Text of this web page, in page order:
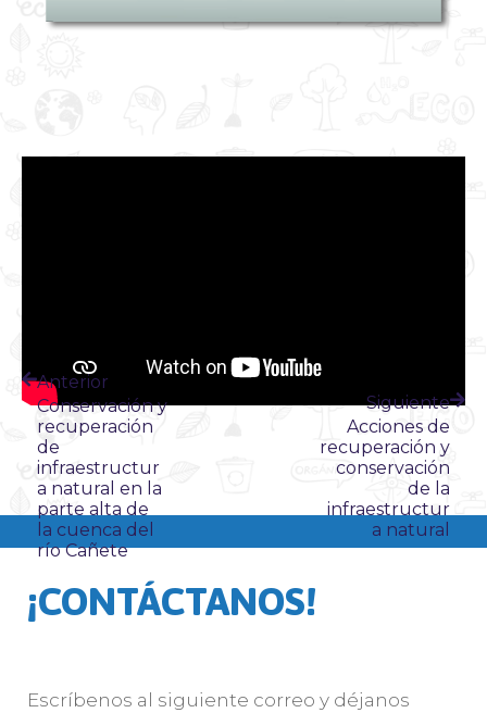
Anterior
Conservación y
recuperación
de
infraestructur
a natural en la
parte alta de
la cuenca del
río Cañete
Siguiente
Acciones de
recuperación y
conservación
de la
infraestructur
a natural
¡CONTÁCTANOS!
Escríbenos al siguiente correo y déjanos